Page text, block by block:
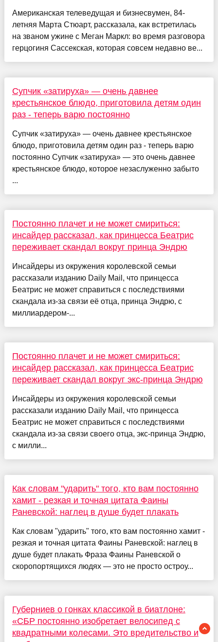
Американская телеведущая и бизнесвумен, 84-
летняя Марта Стюарт, рассказала, как встретилась
на званом ужине с Меган Маркл: во время разговора
герцогиня Сассекская, которая совсем недавно ве...
Супчик «затируха» — очень давнее
крестьянское блюдо, приготовила детям один
раз - теперь варю постоянно
Супчик «затируха» — очень давнее крестьянское
блюдо, приготовила детям один раз - теперь варю
постоянно Супчик «затируха» — это очень давнее
крестьянское блюдо, которое незаслуженно забыто
...
Постоянно плачет и не может смириться:
инсайдер рассказал, как принцесса Беатрис
переживает скандал вокруг принца Эндрю
Инсайдеры из окружения королевской семьи
рассказали изданию Daily Mail, что принцесса
Беатрис не может справиться с последствиями
скандала из-за связи её отца, принца Эндрю, с
миллиардером-...
Постоянно плачет и не может смириться:
инсайдер рассказал, как принцесса Беатрис
переживает скандал вокруг экс-принца Эндрю
Инсайдеры из окружения королевской семьи
рассказали изданию Daily Mail, что принцесса
Беатрис не может справиться с последствиями
скандала из-за связи своего отца, экс-принца Эндрю,
с милли...
Как словам "ударить" того, кто вам постоянно
хамит - резкая и точная цитата Фаины
Раневской: наглец в душе будет плакать
Как словам "ударить" того, кто вам постоянно хамит -
резкая и точная цитата Фаины Раневской: наглец в
душе будет плакать Фраза Фаины Раневской о
скоропортящихся людях — это не просто остроу...
Губерниев о гонках классикой в биатлоне:
«СБР постоянно изобретает велосипед с
квадратными колесами. Это вредительство и